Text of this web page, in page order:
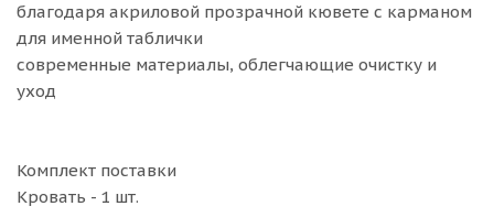
благодаря акриловой прозрачной кювете с карманом
для именной таблички
современные материалы, облегчающие очистку и
уход
Комплект поставки
Кровать - 1 шт.